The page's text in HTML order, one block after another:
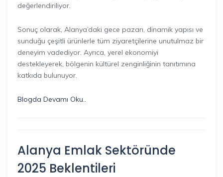
değerlendiriliyor.
Sonuç olarak, Alanya’daki gece pazarı, dinamik yapısı ve
sunduğu çeşitli ürünlerle tüm ziyaretçilerine unutulmaz bir
deneyim vadediyor. Ayrıca, yerel ekonomiyi
destekleyerek, bölgenin kültürel zenginliğinin tanıtımına
katkıda bulunuyor.
Blogda Devamı Oku..
Alanya Emlak Sektöründe
2025 Beklentileri